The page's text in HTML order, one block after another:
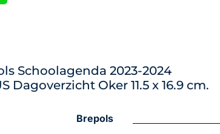
Schoolagenda 2023-2024
Dagoverzicht Oker 11.5 x 16.9 cm.
Brepols